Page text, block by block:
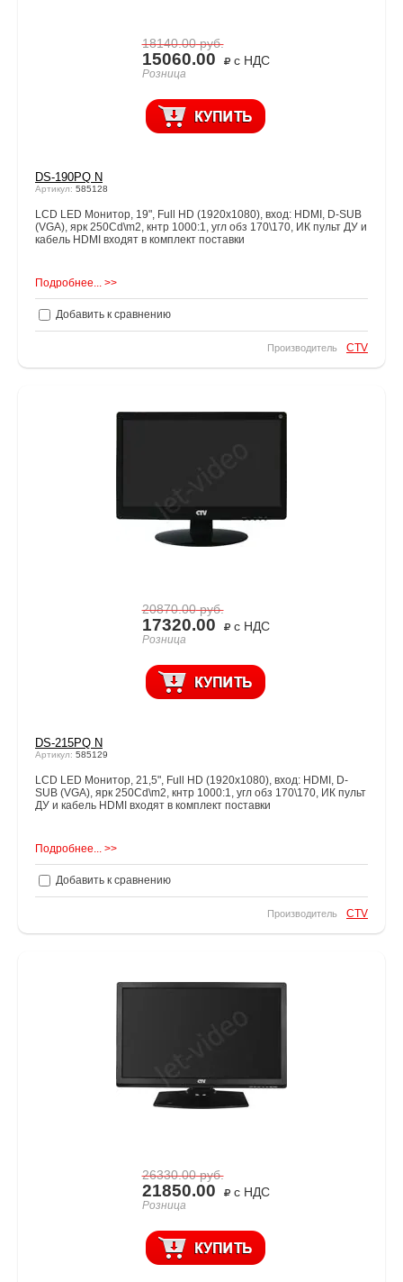
18140.00руб.
15060.00 с НДС
Розница
DS-190PQ N
Артикул: 585128
LCD LED Монитор, 19", Full HD (1920x1080), вход: HDMI, D-SUB
(VGA), ярк 250Cd\m2, кнтр 1000:1, угл обз 170\170, ИК пульт ДУ и
кабель HDMI входят в комплект поставки
Подробнее... >>
Добавить к сравнению
Производитель CTV
20870.00руб.
17320.00 с НДС
Розница
DS-215PQ N
Артикул: 585129
LCD LED Монитор, 21,5", Full HD (1920x1080), вход: HDMI, D-
SUB (VGA), ярк 250Cd\m2, кнтр 1000:1, угл обз 170\170, ИК пульт
ДУ и кабель HDMI входят в комплект поставки
Подробнее... >>
Добавить к сравнению
Производитель CTV
26330.00руб.
21850.00 с НДС
Розница